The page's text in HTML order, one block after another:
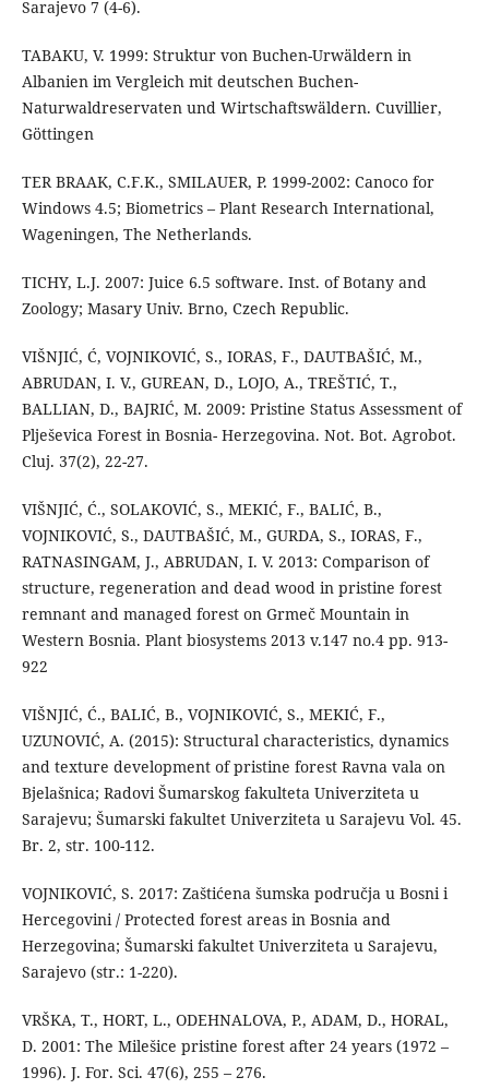
Sarajevo 7 (4-6).
TABAKU, V. 1999: Struktur von Buchen-Urwäldern in
Albanien im Vergleich mit deutschen Buchen-
Naturwaldreservaten und Wirtschaftswäldern. Cuvillier,
Göttingen
TER BRAAK, C.F.K., SMILAUER, P. 1999-2002: Canoco for
Windows 4.5; Biometrics – Plant Research International,
Wageningen, The Netherlands.
TICHY, L.J. 2007: Juice 6.5 software. Inst. of Botany and
Zoology; Masary Univ. Brno, Czech Republic.
VIŠNJIĆ, Ć, VOJNIKOVIĆ, S., IORAS, F., DAUTBAŠIĆ, M.,
ABRUDAN, I. V., GUREAN, D., LOJO, A., TREŠTIĆ, T.,
BALLIAN, D., BAJRIĆ, M. 2009: Pristine Status Assessment of
Plješevica Forest in Bosnia- Herzegovina. Not. Bot. Agrobot.
Cluj. 37(2), 22-27.
VIŠNJIĆ, Ć., SOLAKOVIĆ, S., MEKIĆ, F., BALIĆ, B.,
VOJNIKOVIĆ, S., DAUTBAŠIĆ, M., GURDA, S., IORAS, F.,
RATNASINGAM, J., ABRUDAN, I. V. 2013: Comparison of
structure, regeneration and dead wood in pristine forest
remnant and managed forest on Grmeč Mountain in
Western Bosnia. Plant biosystems 2013 v.147 no.4 pp. 913-
922
VIŠNJIĆ, Ć., BALIĆ, B., VOJNIKOVIĆ, S., MEKIĆ, F.,
UZUNOVIĆ, A. (2015): Structural characteristics, dynamics
and texture development of pristine forest Ravna vala on
Bjelašnica; Radovi Šumarskog fakulteta Univerziteta u
Sarajevu; Šumarski fakultet Univerziteta u Sarajevu Vol. 45.
Br. 2, str. 100-112.
VOJNIKOVIĆ, S. 2017: Zaštićena šumska područja u Bosni i
Hercegovini / Protected forest areas in Bosnia and
Herzegovina; Šumarski fakultet Univerziteta u Sarajevu,
Sarajevo (str.: 1-220).
VRŠKA, T., HORT, L., ODEHNALOVA, P., ADAM, D., HORAL,
D. 2001: The Milešice pristine forest after 24 years (1972 –
1996). J. For. Sci. 47(6), 255 – 276.